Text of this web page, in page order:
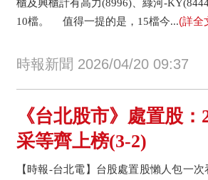
櫃及興櫃計有高力(8996)、綠河-
10檔。 值得一提的是，15檔今...(詳全
時報新聞 2026/04/20 09:37
《台北股市》處置股
采等齊上榜(3-2)
【時報-台北電】台股處置股懶人包一